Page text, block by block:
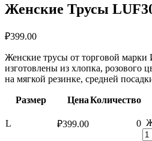
Женские Трусы
₽399.00
Женские трусы от торговой
изготовлены из хлопка, розового
на мягкой резинке, средней
Размер ЦенаКоличество
L ₽399.00 0